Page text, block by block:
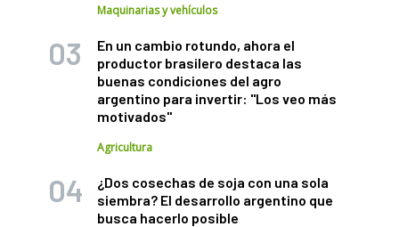
Maquinarias y vehículos
En un cambio rotundo, ahora el
productor brasilero destaca las
buenas condiciones del agro
argentino para invertir: "Los veo más
motivados"
Agricultura
¿Dos cosechas de soja con una sola
siembra? El desarrollo argentino que
busca hacerlo posible